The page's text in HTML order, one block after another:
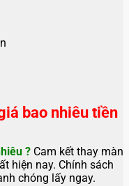
bao nhiêu tiền
? Cam kết thay màn
hiện nay. Chính sách
chóng lấy ngay.